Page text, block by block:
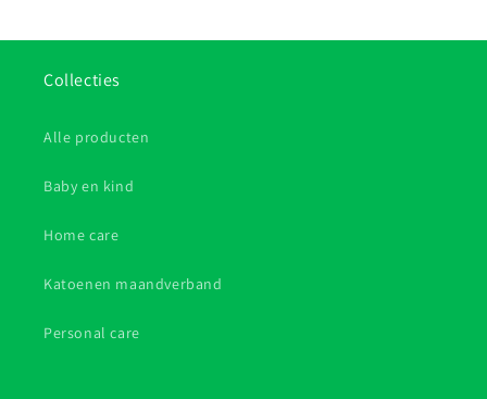
Collecties
Alle producten
Baby en kind
Home care
Katoenen maandverband
Personal care